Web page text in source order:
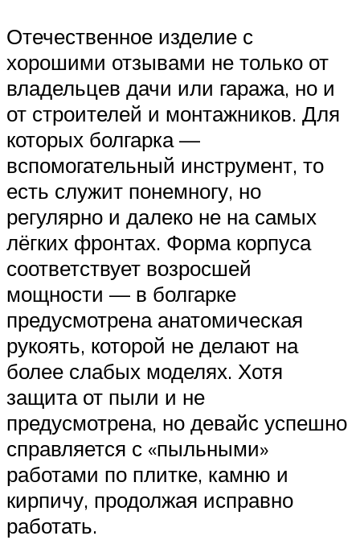
Отечественное изделие с
хорошими отзывами не только от
владельцев дачи или гаража, но и
от строителей и монтажников. Для
которых болгарка —
вспомогательный инструмент, то
есть служит понемногу, но
регулярно и далеко не на самых
лёгких фронтах. Форма корпуса
соответствует возросшей
мощности — в болгарке
предусмотрена анатомическая
рукоять, которой не делают на
более слабых моделях. Хотя
защита от пыли и не
предусмотрена, но девайс успешно
справляется с «пыльными»
работами по плитке, камню и
кирпичу, продолжая исправно
работать.